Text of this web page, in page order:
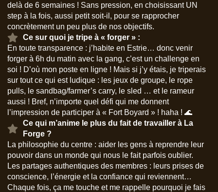
delà de 6 semaines ! Sans pression, en choisissant UN
step à la fois, aussi petit soit-il, pour se rapprocher
concrètement un peu plus de nos objectifs.
Ce sur quoi je tripe à « forger » :
En toute transparence : j’habite en Estrie… donc venir
forger à 6h du matin avec la gang, c’est un challenge en
soi ! D’où mon poste en ligne ! Mais si j’y étais, je triperais
sur tout ce qui est ludique : les jeux de groupe, le rope
pulls, le sandbag/farmer’s carry, le sled … et le rameur
aussi ! Bref, n’importe quel défi qui me donnent
l’impression de participer à « Fort Boyard » ! haha ! 🌊
Ce qui m’anime le plus du fait de travailler à La
Forge ?
La philosophie du centre : aider les gens à reprendre leur
pouvoir dans un monde qui nous le fait parfois oublier.
Les partages authentiques des membres : leurs prises de
conscience, l’énergie et la confiance qui reviennent…
Chaque fois, ça me touche et me rappelle pourquoi je fais